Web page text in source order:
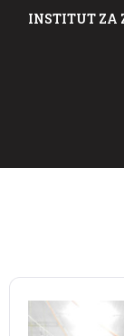
INSTITUT ZA